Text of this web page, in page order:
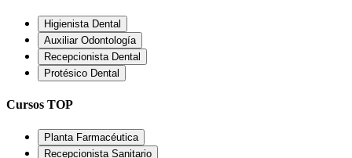
Higienista Dental
Auxiliar Odontología
Recepcionista Dental
Protésico Dental
Cursos TOP
Planta Farmacéutica
Recepcionista Sanitario